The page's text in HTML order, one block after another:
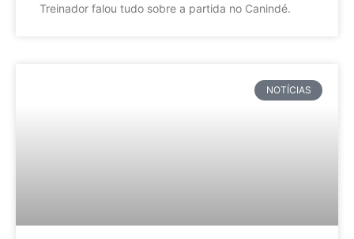
Treinador falou tudo sobre a partida no Canindé.
NOTÍCIAS